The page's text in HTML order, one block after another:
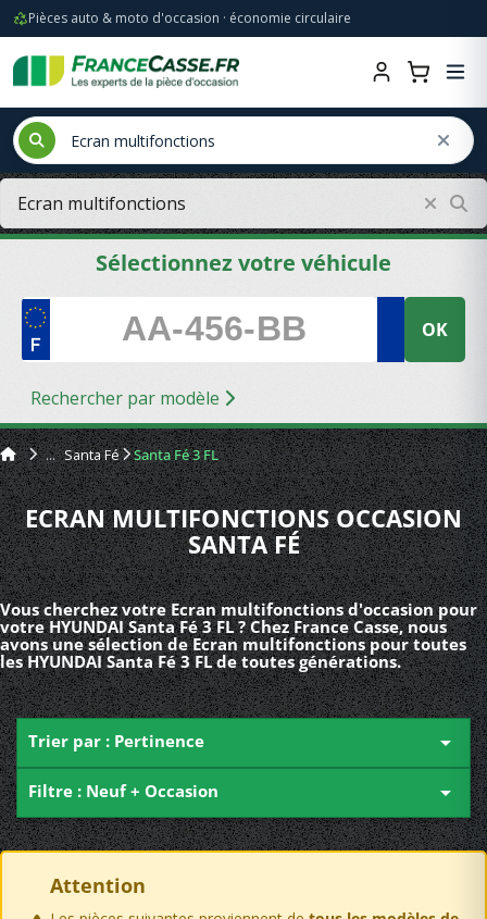
Pièces auto & moto d'occasion · économie circulaire
Sélectionnez votre véhicule
OK
Rechercher par modèle
Santa Fé Santa Fé 3 FL
ECRAN MULTIFONCTIONS OCCASION
SANTA FÉ
Vous cherchez votre Ecran multifonctions d'occasion pour
votre HYUNDAI Santa Fé 3 FL ? Chez France Casse, nous
avons une sélection de Ecran multifonctions pour toutes
les HYUNDAI Santa Fé 3 FL de toutes générations.
Trier par : Pertinence 
Filtre : Neuf + Occasion 
Attention